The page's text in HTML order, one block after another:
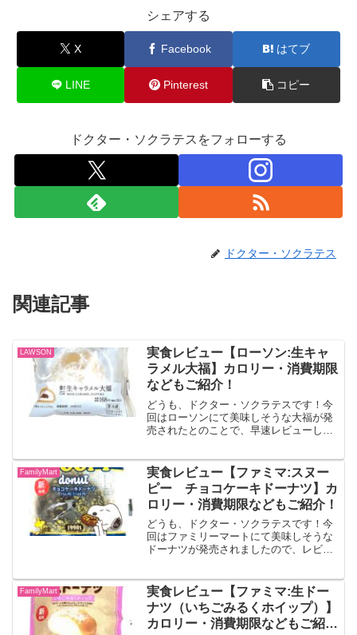
シェアする
X Facebook はてブ
LINE Pinterest コピー
ドクター・ソクラテスをフォローする
ドクター・ソクラテス
関連記事
LAWSON
実食レビュー【ローソン:生キャ
ラメル大福】カロリー・消費期限
などもご紹介！
どうも、ドクター・ソクラテスです！今
回はローソンにて美味しそうな大福が発
売されたとのことで、早速レビューして
スを合わせた大福。出典:ローソン公式サ
イトパッケージは透明な...
FamilyMart
実食レビュー【ファミマ:スヌー
ピー チョコケーキドーナツ】カ
ロリー・消費期限などもご紹介！
どうも、ドクター・ソクラテスです！今
回はファミリーマートにて美味しそうな
ドーナツが発売されましたので、レビュ
であるドーナツをモチーフにした商品で
す。チョコを練り込んだケ...
FamilyMart
実食レビュー【ファミマ:生ドー
ナツ（いちごみるくホイップ）】
カロリー・消費期限などもご紹